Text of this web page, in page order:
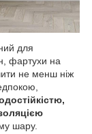
для
фартухи на
не менш ніж
шару.